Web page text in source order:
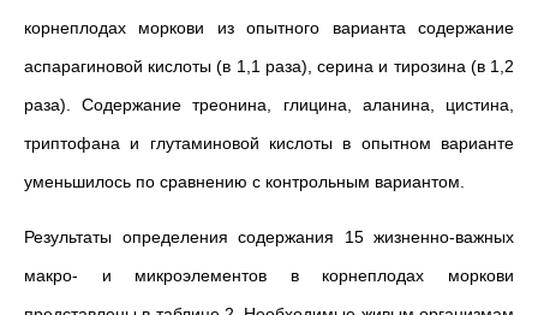
корнеплодах моркови из опытного варианта содержание
аспарагиновой кислоты (в 1,1 раза), серина и тирозина (в 1,2
раза). Содержание треонина, глицина, аланина, цистина,
триптофана и глутаминовой кислоты в опытном варианте
уменьшилось по сравнению с контрольным вариантом.
Результаты определения содержания 15 жизненно-важных
макро- и микроэлементов в корнеплодах моркови